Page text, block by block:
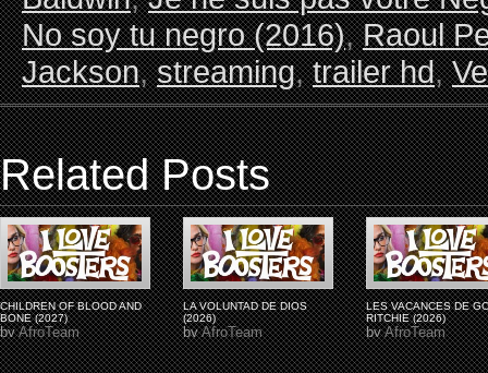
No soy tu negro (2016),Raoul
Jackson,streaming,trailer hd,
Related Posts
CHILDREN OF BLOOD AND
BONE (2027)
byAfroTeam
LA VOLUNTAD DE DIOS
(2026)
byAfroTeam
LES VACANCES DE
RITCHIE (2026)
byAfroTeam